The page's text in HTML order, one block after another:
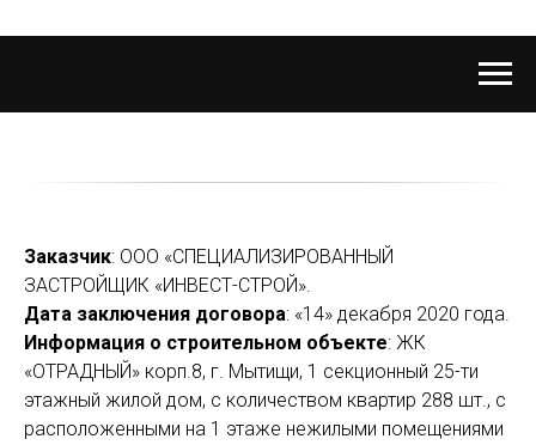
Заказчик: ООО «СПЕЦИАЛИЗИРОВАННЫЙ
ЗАСТРОЙЩИК «ИНВЕСТ-СТРОЙ».
Дата заключения договора: «14» декабря 2020 года.
Информация о строительном объекте: ЖК
«ОТРАДНЫЙ» корп.8, г. Мытищи, 1 секционный 25-ти
этажный жилой дом, с количеством квартир 288 шт., с
расположенными на 1 этаже нежилыми помещениями